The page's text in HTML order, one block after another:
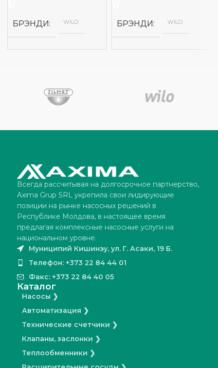
БРЭНДИ WILO БРЭНДИ WILO
Всегда рассчитывая на долгосрочное партнерство,
Axima Grup SRL укрепила свои лидирующие
позиции на рынке насосных решений в
Республике Молдова, в настоящее время
предлагая комплексные насосные услуги на
национальном уровне.
Муниципий Кишинэу, ул. Г. Асаки, 19 Б.
Телефон: +373 22 84 44 01
Факс: +373 22 84 40 05
Каталог
Насосы ❯
Автоматизация ❯
Технические счетчики ❯
Клапаны, заслонки ❯
Теплообменники ❯